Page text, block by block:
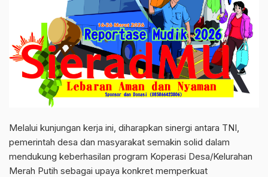
Melalui kunjungan kerja ini, diharapkan sinergi antara TNI,
pemerintah desa dan masyarakat semakin solid dalam
mendukung keberhasilan program Koperasi Desa/Kelurahan
Merah Putih sebagai upaya konkret memperkuat